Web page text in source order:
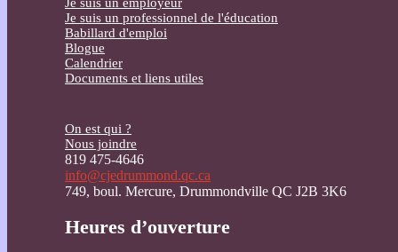
Je suis un professionnel de l'éducation
Babillard d'emploi
Blogue
Calendrier
Documents et liens utiles
On est qui ?
Nous joindre
819 475-4646
info@cjedrummond.qc.ca
749, boul. Mercure, Drummondville QC J2B 3K6
Heures d’ouverture